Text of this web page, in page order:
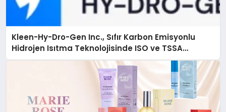
Kleen-Hy-Dro-Gen Inc., Sıfır Karbon Emisyonlu
Hidrojen Isıtma Teknolojisinde ISO ve TSSA
Düzenleyici Onaylarını Aldı